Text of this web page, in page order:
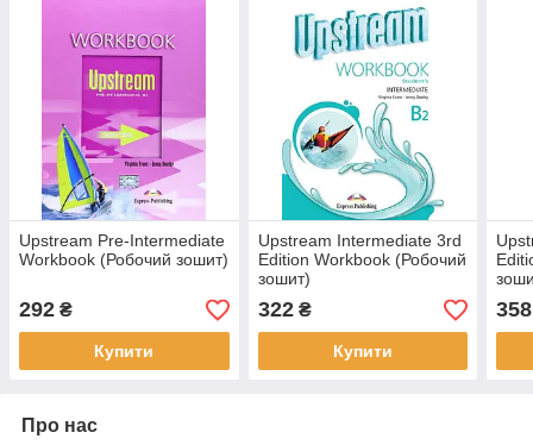
Upstream Pre-Intermediate
Workbook (Робочий зошит)
292 ₴
Купити
Upstream Intermediate 3rd
Edition Workbook (Робочий
зошит)
322₴
Купити
358
Про нас